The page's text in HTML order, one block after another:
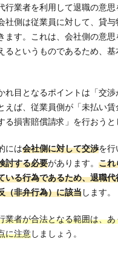
行業者を利用して退職の意思
社側は従業員に対して、貸
ます。これは、会社側の意
るというものであるため、
れ目となるポイントは「交
えば、従業員側が「未払い
る損害賠償請求」を行おうと
には会社側に対して交渉を行
討する必要があります。 これ
いる行為であるため、退職
（非弁行為）に該当します。
業者が合法となる範囲は、
に注意しましょう。